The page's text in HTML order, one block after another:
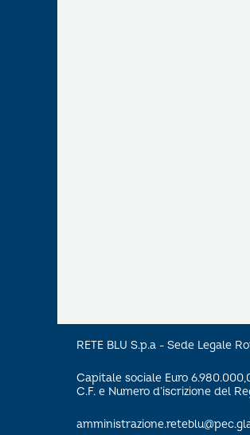
RETE BLU S.p.a - Sede Legale
Capitale sociale Euro
C.F. e Numero d’iscrizione del